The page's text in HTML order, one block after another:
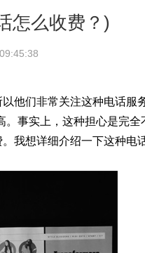
怎么收费？)
他们非常关注这种电话服
事实上，这种担心是完全
我想详细介绍一下这种电